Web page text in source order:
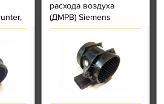
(Е-4)
расхода воздуха
(ДМРВ) Siemens
20.3855 (ПЛЕНКА)